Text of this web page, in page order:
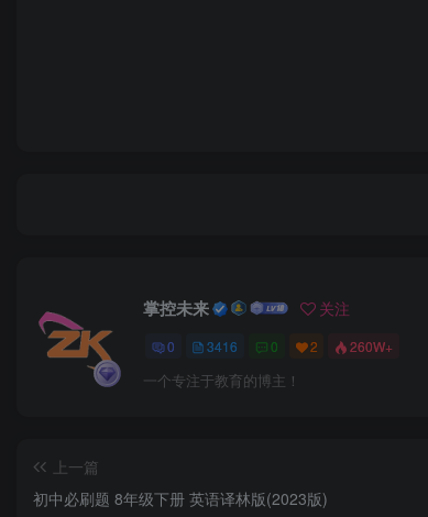
掌控未来 关注
0 3416 0 2 260W+
一个专注于教育的博主！
上一篇
初中必刷题 8年级下册 英语译林版(2023版)